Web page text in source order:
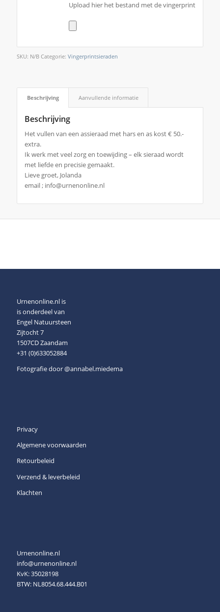
Upload hier het bestand met de vingerprint
SKU: N/B Categorie: Vingerprintsieraden
Beschrijving Aanvullende informatie
Beschrijving
Het vullen van een assieraad met hars en as kost € 50.-
extra.
Ik werk met veel zorg en toewijding – elk sieraad wordt
met liefde en precisie gemaakt.
Lieve groet, Jolanda
email ; info@urnenonline.nl
Urnenonline.nl is
is onderdeel van
Engel Natuursteen
Zijtocht 7
1507CD Zaandam
+31 (0)633052884
Fotografie door@annabel.miedema
Privacy
Algemene voorwaarden
Retourbeleid
Verzend & leverbeleid
Klachten
Urnenonline.nl
info@urnenonline.nl
KvK: 35028198
BTW: NL8054.68.444.B01